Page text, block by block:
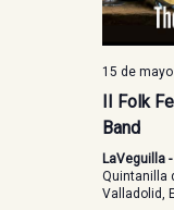
15 de
II Folk
Band
LaVeguilla
Quintanilla
Valladolid,